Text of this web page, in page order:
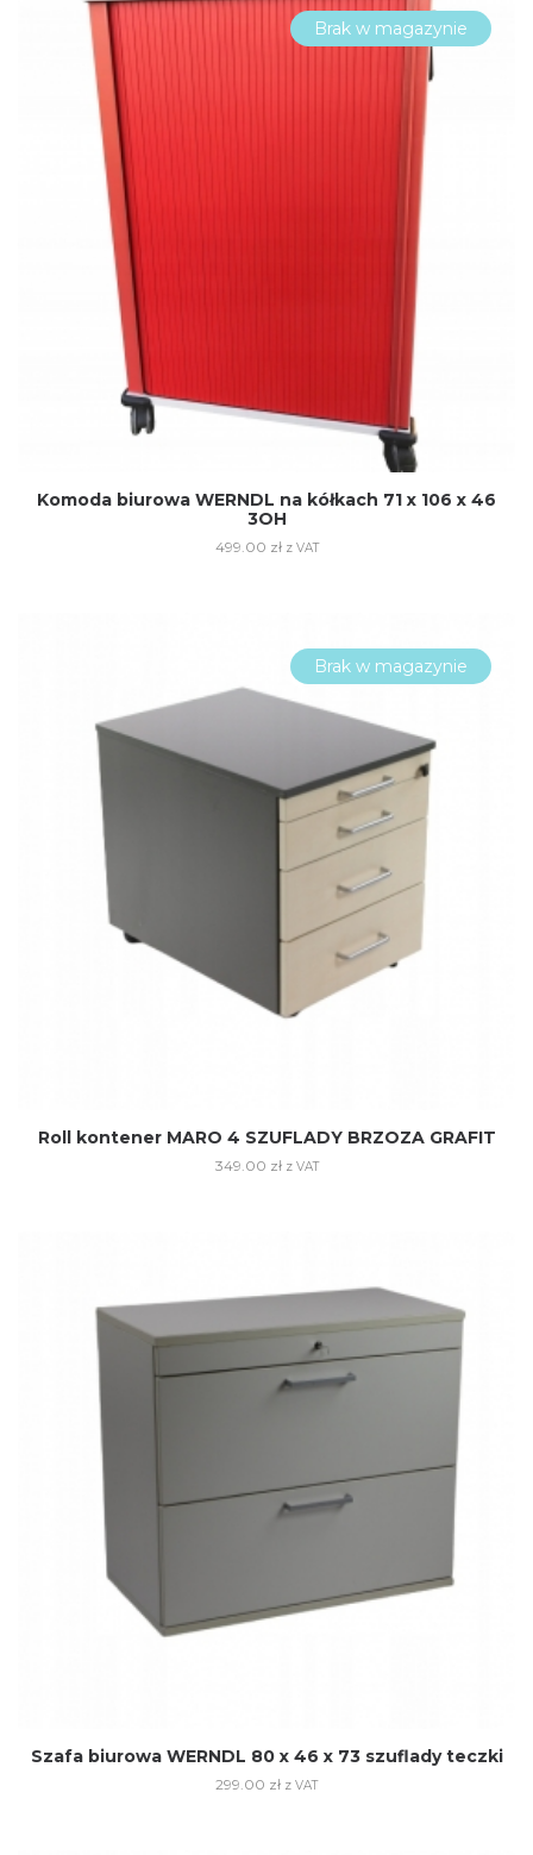
Brak w magazynie
Komoda biurowa WERNDL na kółkach 71 x 106 x 46
3OH
499.00 zł z VAT
Brak w magazynie
Roll kontener MARO 4 SZUFLADY BRZOZA GRAFIT
349.00 zł z VAT
Szafa biurowa WERNDL 80 x 46 x 73 szuflady teczki
299.00 zł z VAT